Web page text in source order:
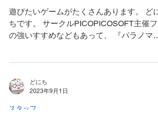
遊びたいゲームがたくさんあります。 どに
ちです。 サークルPICOPICOSOFT主催フ
の強いすすめなどもあって、 『パラノマサ
ムってサイコー！...
どにち
2023年9月1日
スタッフ